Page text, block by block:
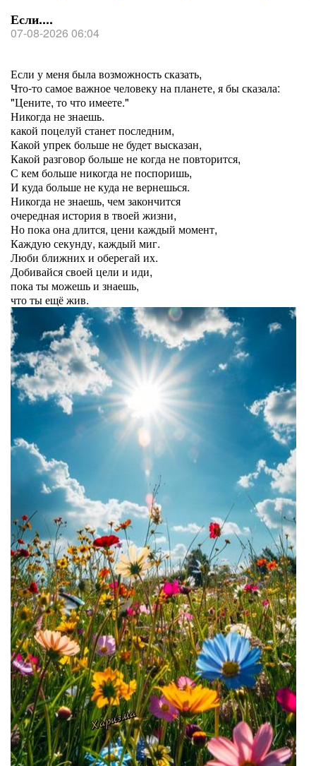
Если....
07-08-2026 06:04
Если у меня была возможность сказать,
Что-то самое важное человеку на планете, я бы сказала:
"Цените, то что имеете."
Никогда не знаешь.
какой поцелуй станет последним,
Какой упрек больше не будет высказан,
Какой разговор больше не когда не повторится,
С кем больше никогда не поспоришь,
И куда больше не куда не вернешься.
Никогда не знаешь, чем закончится
очередная история в твоей жизни,
Но пока она длится, цени каждый момент,
Каждую секунду, каждый миг.
Люби ближних и оберегай их.
Добивайся своей цели и иди,
пока ты можешь и знаешь,
что ты ещё жив.